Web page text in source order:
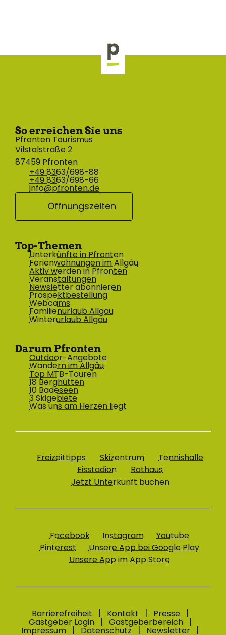
So erreichen Sie uns
Pfronten Tourismus
Vilstalstraße 2
87459 Pfronten
+49 8363/698-88
+49 8363/698-66
info@pfronten.de
Öffnungszeiten
Top-Themen
Unterkünfte in Pfronten
Ferienwohnungen im Allgäu
Aktiv werden in Pfronten
Veranstaltungen
Newsletter abonnieren
Prospektbestellung
Webcams
Familienurlaub Allgäu
Winterurlaub Allgäu
Darum Pfronten
Outdoor-Angebote
Wandern im Allgäu
Top MTB-Touren
18 Berghütten
10 Badeseen
3 Skigebiete
Was uns am Herzen liegt
Freizeittipps Skizentrum
Tennishalle
Eisstadion
Rathaus
Jetzt Unterkunft buchen
Facebook Instagram
Youtube
Pinterest
Unsere App bei Google Play
Unsere App im App Store
Barrierefreiheit Kontakt Presse
Gastgeber Login Gastgeberbereich
Impressum Datenschutz Newsletter